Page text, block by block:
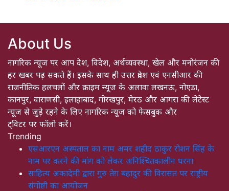
About Us
नागरिक न्यूज पर आप देश, विदेश, अर्थव्यवस्था, खेल और मनोरंजन की
हर खबर पढ़ सकते हैं। इसके साथ ही उत्तर प्रदेश एवं एनसीआर की
राजनीतिक हलचलों और क्राइम न्यूज के अलावा लखनऊ, नोएडा,
कानपुर, वाराणसी, इलाहाबाद, गोरखपुर, मेरठ और आगरा की लेटेस्ट
न्यूज से जुड़े रहने के लिए नागरिक न्यूज को फेसबुक और
ट्विटर पर फॉलो करें।
Trending
एसआरएन अस्पताल का नाम अमर शहीद ठाकुर रोशन सिंह के
नाम पर करने की मांग को लेकर अनिश्चितकालीन धरना
साहित्य अकादेमी द्वारा गुरु तेग़ बहादुर की विरासत पर राष्ट्रीय
संगोष्ठी का आयोजन